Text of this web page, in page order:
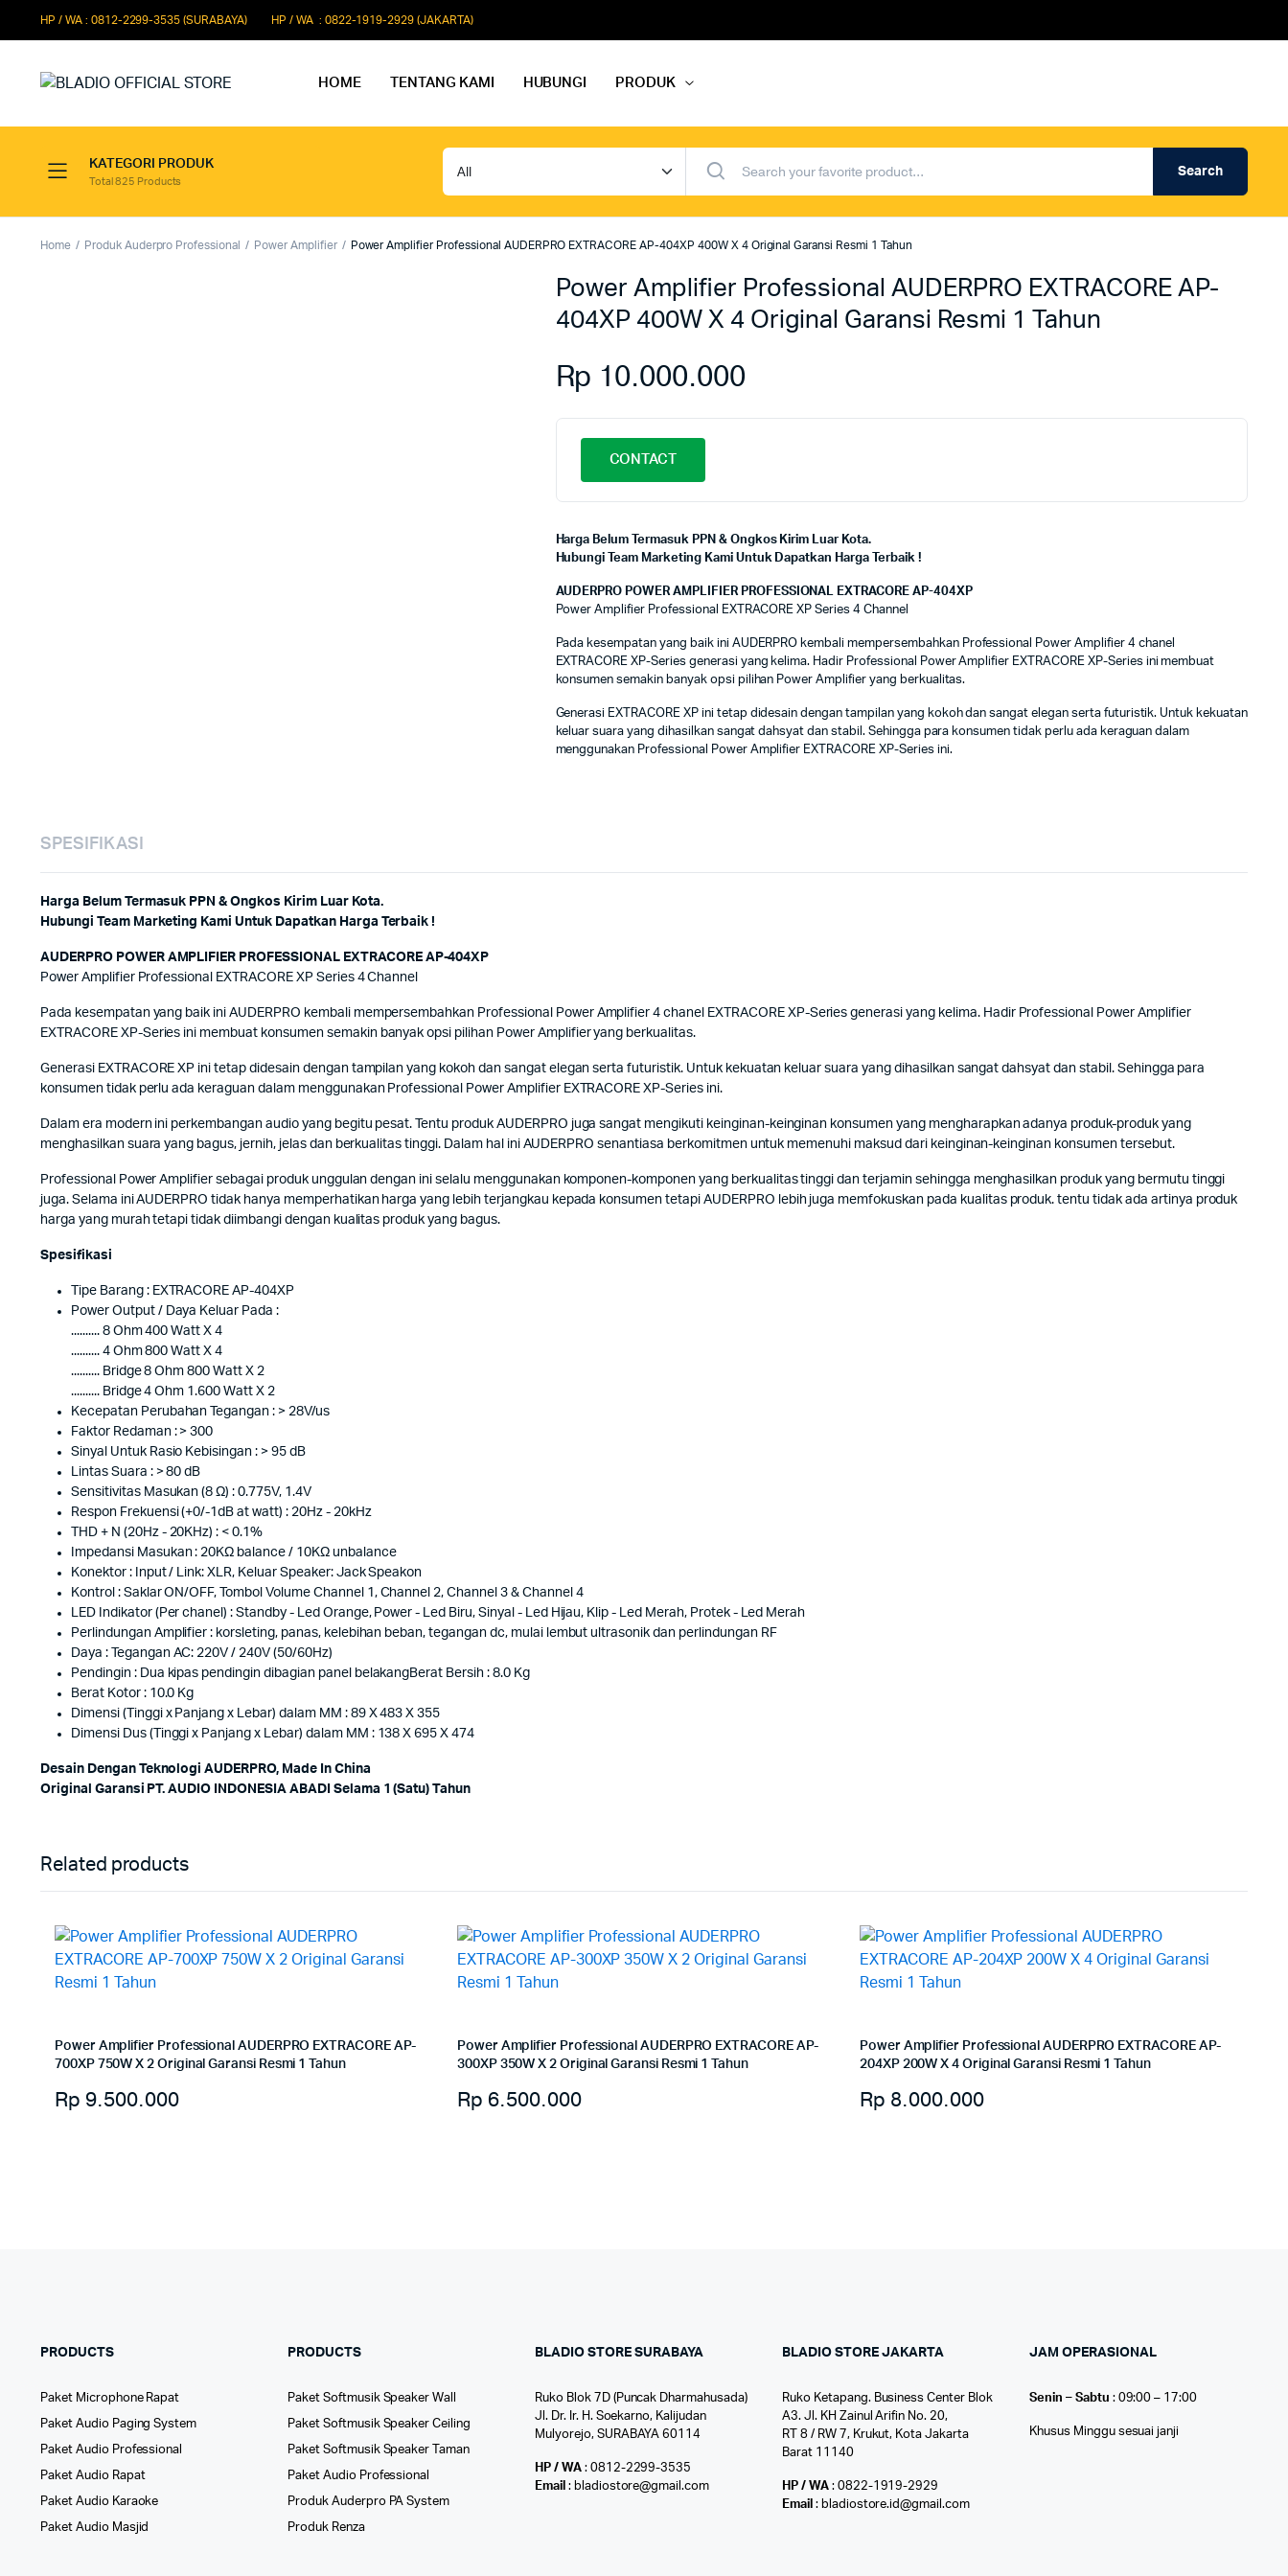
HP / WA : 0812-2299-3535 (SURABAYA) HP / WA : 0822-1919-2929 (JAKARTA)
HOME TENTANG KAMI HUBUNGI PRODUK
KATEGORI PRODUK
Total 825 Products
Search
Home Produk Auderpro Professional Power Amplifier Power Amplifier Professional AUDERPRO EXTRACORE AP-404XP 400W X 4 Original Garansi Resmi 1 Tahun
Power Amplifier Professional AUDERPRO EXTRACORE AP-
404XP 400W X 4 Original Garansi Resmi 1 Tahun
Rp 10.000.000
CONTACT
Harga Belum Termasuk PPN & Ongkos Kirim Luar Kota.
Hubungi Team Marketing Kami Untuk Dapatkan Harga Terbaik !
AUDERPRO POWER AMPLIFIER PROFESSIONAL EXTRACORE AP-404XP
Power Amplifier Professional EXTRACORE XP Series 4 Channel
Pada kesempatan yang baik ini AUDERPRO kembali mempersembahkan Professional Power Amplifier 4 chanel
EXTRACORE XP-Series generasi yang kelima. Hadir Professional Power Amplifier EXTRACORE XP-Series ini membuat
konsumen semakin banyak opsi pilihan Power Amplifier yang berkualitas.
Generasi EXTRACORE XP ini tetap didesain dengan tampilan yang kokoh dan sangat elegan serta futuristik. Untuk kekuatan
keluar suara yang dihasilkan sangat dahsyat dan stabil. Sehingga para konsumen tidak perlu ada keraguan dalam
menggunakan Professional Power Amplifier EXTRACORE XP-Series ini.
SPESIFIKASI
Harga Belum Termasuk PPN & Ongkos Kirim Luar Kota.
Hubungi Team Marketing Kami Untuk Dapatkan Harga Terbaik !
AUDERPRO POWER AMPLIFIER PROFESSIONAL EXTRACORE AP-404XP
Power Amplifier Professional EXTRACORE XP Series 4 Channel
Pada kesempatan yang baik ini AUDERPRO kembali mempersembahkan Professional Power Amplifier 4 chanel EXTRACORE XP-Series generasi yang kelima. Hadir Professional Power Amplifier
EXTRACORE XP-Series ini membuat konsumen semakin banyak opsi pilihan Power Amplifier yang berkualitas.
Generasi EXTRACORE XP ini tetap didesain dengan tampilan yang kokoh dan sangat elegan serta futuristik. Untuk kekuatan keluar suara yang dihasilkan sangat dahsyat dan stabil. Sehingga para
konsumen tidak perlu ada keraguan dalam menggunakan Professional Power Amplifier EXTRACORE XP-Series ini.
Dalam era modern ini perkembangan audio yang begitu pesat. Tentu produk AUDERPRO juga sangat mengikuti keinginan-keinginan konsumen yang mengharapkan adanya produk-produk yang
menghasilkan suara yang bagus, jernih, jelas dan berkualitas tinggi. Dalam hal ini AUDERPRO senantiasa berkomitmen untuk memenuhi maksud dari keinginan-keinginan konsumen tersebut.
Professional Power Amplifier sebagai produk unggulan dengan ini selalu menggunakan komponen-komponen yang berkualitas tinggi dan terjamin sehingga menghasilkan produk yang bermutu tinggi
juga. Selama ini AUDERPRO tidak hanya memperhatikan harga yang lebih terjangkau kepada konsumen tetapi AUDERPRO lebih juga memfokuskan pada kualitas produk. tentu tidak ada artinya produk
harga yang murah tetapi tidak diimbangi dengan kualitas produk yang bagus.
Spesifikasi
Tipe Barang : EXTRACORE AP-404XP
Power Output / Daya Keluar Pada :
.......... 8 Ohm 400 Watt X 4
.......... 4 Ohm 800 Watt X 4
.......... Bridge 8 Ohm 800 Watt X 2
.......... Bridge 4 Ohm 1.600 Watt X 2
Kecepatan Perubahan Tegangan : > 28V/us
Faktor Redaman : > 300
Sinyal Untuk Rasio Kebisingan : > 95 dB
Lintas Suara : > 80 dB
Sensitivitas Masukan (8 Ω) : 0.775V, 1.4V
Respon Frekuensi (+0/-1dB at watt) : 20Hz - 20kHz
THD + N (20Hz - 20KHz) : < 0.1%
Impedansi Masukan : 20KΩ balance / 10KΩ unbalance
Konektor : Input / Link: XLR, Keluar Speaker: Jack Speakon
Kontrol : Saklar ON/OFF, Tombol Volume Channel 1, Channel 2, Channel 3 & Channel 4
LED Indikator (Per chanel) : Standby - Led Orange, Power - Led Biru, Sinyal - Led Hijau, Klip - Led Merah, Protek - Led Merah
Perlindungan Amplifier : korsleting, panas, kelebihan beban, tegangan dc, mulai lembut ultrasonik dan perlindungan RF
Daya : Tegangan AC: 220V / 240V (50/60Hz)
Pendingin : Dua kipas pendingin dibagian panel belakangBerat Bersih : 8.0 Kg
Berat Kotor : 10.0 Kg
Dimensi (Tinggi x Panjang x Lebar) dalam MM : 89 X 483 X 355
Dimensi Dus (Tinggi x Panjang x Lebar) dalam MM : 138 X 695 X 474
Desain Dengan Teknologi AUDERPRO, Made In China
Original Garansi PT. AUDIO INDONESIA ABADI Selama 1 (Satu) Tahun
Related products
Power Amplifier Professional AUDERPRO EXTRACORE AP-
700XP 750W X 2 Original Garansi Resmi 1 Tahun
Rp 9.500.000
Power Amplifier Professional AUDERPRO EXTRACORE AP-
300XP 350W X 2 Original Garansi Resmi 1 Tahun
Rp 6.500.000
Power Amplifier Professional AUDERPRO EXTRACORE AP-
204XP 200W X 4 Original Garansi Resmi 1 Tahun
Rp 8.000.000
PRODUCTS
Paket Microphone Rapat
Paket Audio Paging System
Paket Audio Professional
Paket Audio Rapat
Paket Audio Karaoke
Paket Audio Masjid
PRODUCTS
Paket Softmusik Speaker Wall
Paket Softmusik Speaker Ceiling
Paket Softmusik Speaker Taman
Paket Audio Professional
Produk Auderpro PA System
Produk Renza
BLADIO STORE SURABAYA
Ruko Blok 7D (Puncak Dharmahusada)
Jl. Dr. Ir. H. Soekarno, Kalijudan
Mulyorejo, SURABAYA 60114
HP / WA: 0812-2299-3535
Email : bladiostore@gmail.com
BLADIO STORE JAKARTA
Ruko Ketapang. Business Center Blok
A3. Jl. KH Zainul Arifin No. 20,
RT 8 / RW 7, Krukut, Kota Jakarta
Barat 11140
HP / WA: 0822-1919-2929
Email : bladiostore.id@gmail.com
JAM OPERASIONAL
Senin – Sabtu : 09:00 – 17:00
Khusus Minggu sesuai janji